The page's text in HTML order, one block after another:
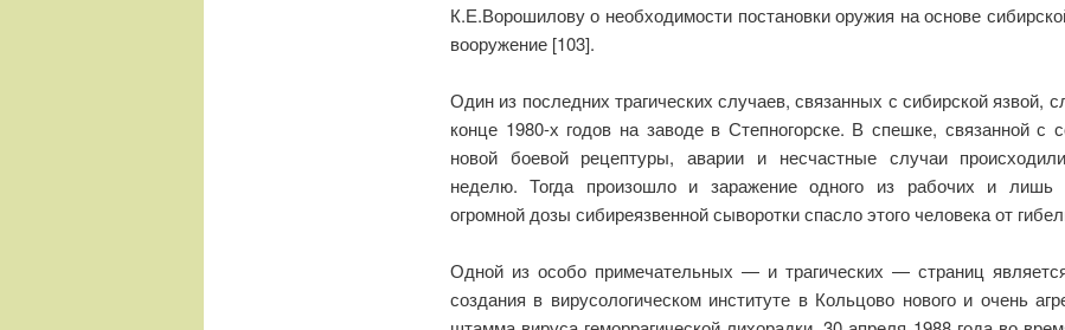
К.Е.Ворошилову о необходимости постановки оружия на основе
вооружение [103].
Один из последних трагических случаев, связанных с сибирской язвой,
конце 1980-х годов на заводе в Степногорске. В спешке, связанной с
новой боевой рецептуры, аварии и несчастные случаи
неделю. Тогда произошло и заражение одного из рабочих и лишь
огромной дозы сибиреязвенной сыворотки спасло этого человека от
Одной из особо примечательных — и трагических — страниц
создания в вирусологическом институте в Кольцово нового и очень